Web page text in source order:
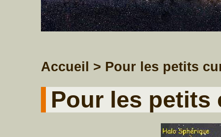
Accueil > Pour les petits
Pour les petits